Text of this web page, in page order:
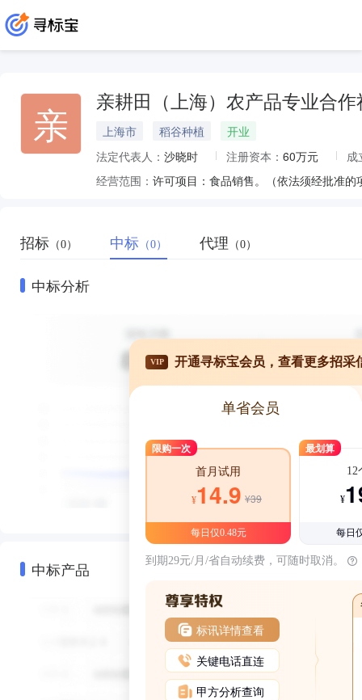
亲 亲耕田（上海）农产品专业合作
上海市 稻谷种植
开业
法定代表人： 沙晓时 注册资本： 60万元
成
经营范围：
招标 （0） 中标 （0） 代理 （0）
中标分析
中标产品
VIP 开通寻标宝会员，查看更多招采
单省会员
限购一次
首月试用
¥14.9 ¥39
每日仅0.48元
最划算
12
¥
每日
到期29元/月/省自动续费，可随时取消。
标讯详情查看
关键电话直连
甲方分析查询